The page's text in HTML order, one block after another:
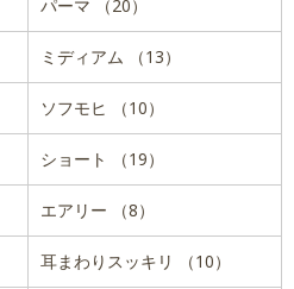
パーマ （20）
ミディアム （13）
ソフモヒ （10）
ショート （19）
エアリー （8）
耳まわりスッキリ （10）